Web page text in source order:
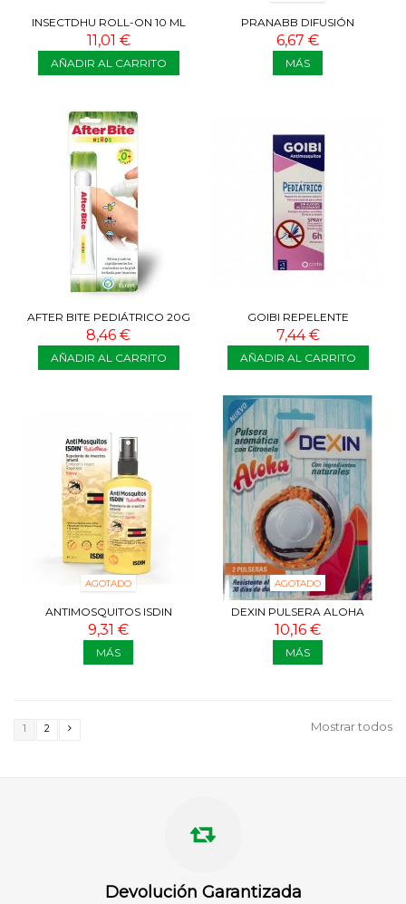
INSECTDHU ROLL-ON 10 ML
11,01 €
AÑADIR AL CARRITO
PRANABB DIFUSIÓN
CITRONELA BIO
6,67 €
MÁS
AFTER BITE PEDIÁTRICO 20G
8,46 €
AÑADIR AL CARRITO
GOIBI REPELENTE
PEDIATRICO SPRAY 100 ML
7,44 €
AÑADIR AL CARRITO
AGOTADO
ANTIMOSQUITOS ISDIN
PEDIATRICO SPRAY 100 ML
9,31 €
MÁS
AGOTADO
DEXIN PULSERA ALOHA
ANTIMOSQUITOS
10,16 €
MÁS
Mostrar todos
1 2
Devolución Garantizada